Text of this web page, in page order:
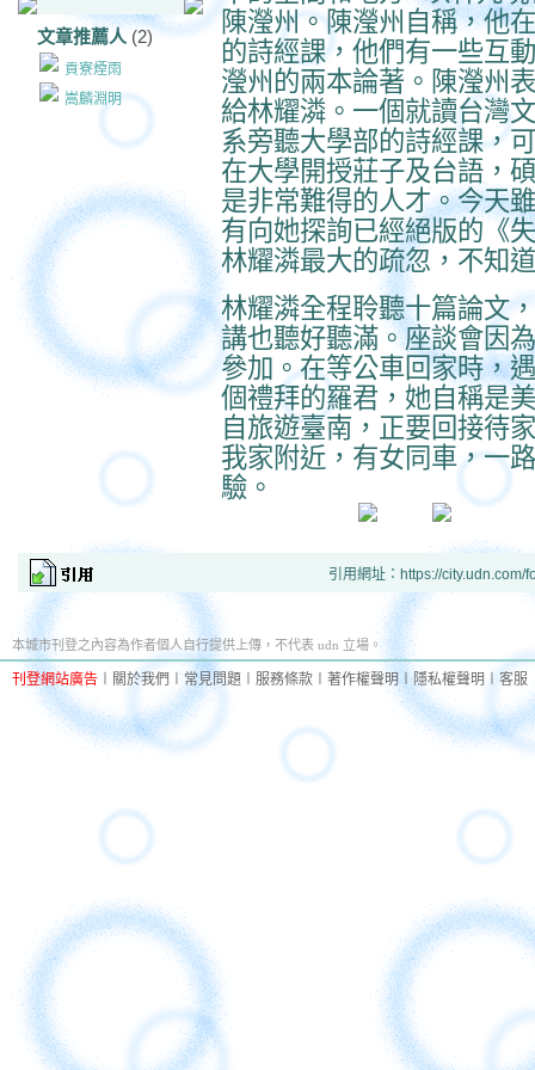
文章推薦人 (2)
貢寮煙雨
嵩麟淵明
陳瀅州。陳瀅州自稱，他
的詩經課，他們有一些互
瀅州的兩本論著。陳瀅州
給林耀潾。一個就讀台灣
系旁聽大學部的詩經課，
在大學開授莊子及台語，
是非常難得的人才。今天
有向她探詢已經絕版的《
林耀潾最大的疏忽，不知
林耀潾全程聆聽十篇論文
講也聽好聽滿。座談會因
參加。在等公車回家時，
個禮拜的羅君，她自稱是
自旅遊臺南，正要回接待
我家附近，有女同車，一
驗。
引用網址：https://
本城市刊登之內容為作者個人自行提供上傳，不代表 udn 立場。
刊登網站廣告 關於我們 ︱常見問題 服務條款 著作權聲明︱隱私權聲明 客服